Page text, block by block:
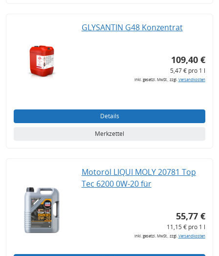
GLYSANTIN G48 Konzentrat
109,40 €
5,47 € pro 1 l
inkl. gesetzl. MwSt., zzgl.Versandkosten
Details
Merkzettel
Motoröl LIQUI MOLY 20781 Top
Tec 6200 0W-20 für
55,77 €
11,15 € pro 1 l
inkl. gesetzl. MwSt., zzgl.Versandkosten